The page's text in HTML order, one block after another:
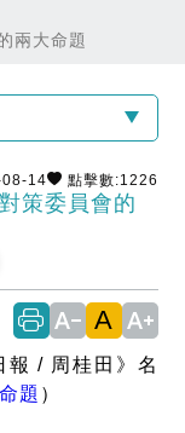
兩大命題
14 點擊數:1226
策委員會的
text_decrease A text_increase
報 / 周桂田》名
題 ）